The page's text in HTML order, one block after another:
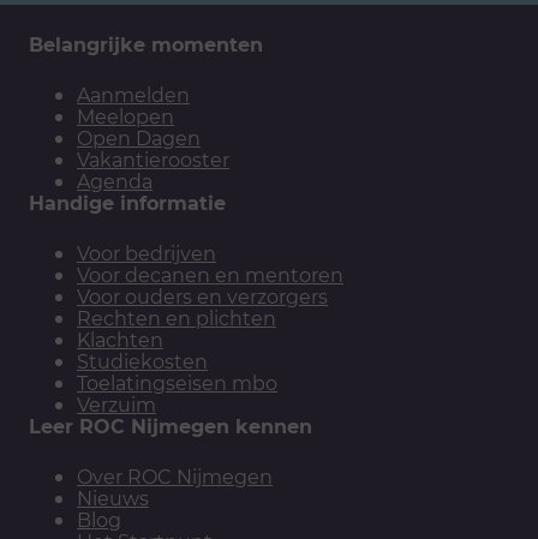
Belangrijke momenten
Aanmelden
Meelopen
Open Dagen
Vakantierooster
Agenda
Handige informatie
Voor bedrijven
Voor decanen en mentoren
Voor ouders en verzorgers
Rechten en plichten
Klachten
Studiekosten
Toelatingseisen mbo
Verzuim
Leer ROC Nijmegen kennen
Over ROC Nijmegen
Nieuws
Blog